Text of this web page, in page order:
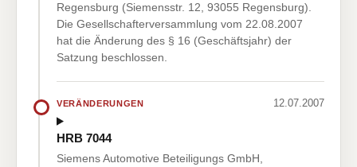
Regensburg (Siemensstr. 12, 93055 Regensburg).
Die Gesellschafterversammlung vom 22.08.2007
hat die Änderung des § 16 (Geschäftsjahr) der
Satzung beschlossen.
VERÄNDERUNGEN 12.07.2007
HRB 7044
Siemens Automotive Beteiligungs GmbH,